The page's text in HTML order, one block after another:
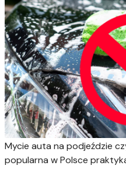
Mycie auta na podjeździe
popularna w Polsce